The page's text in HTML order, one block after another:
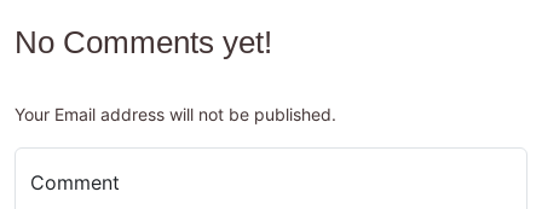
No Comments yet!
Your Email address will not be published.
Comment